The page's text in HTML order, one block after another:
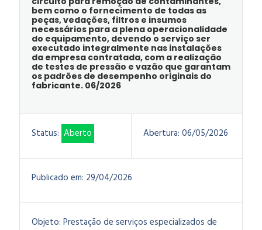
bem como o fornecimento de todas as
peças, vedações, filtros e insumos
necessários para a plena operacionalidade
do equipamento, devendo o serviço ser
executado integralmente nas instalações
da empresa contratada, com a realização
de testes de pressão e vazão que garantam
os padrões de desempenho originais do
fabricante. 06/2026
Status: Aberto Abertura: 06/05/2026
Publicado em: 29/04/2026
Objeto: Prestação de serviços especializados de